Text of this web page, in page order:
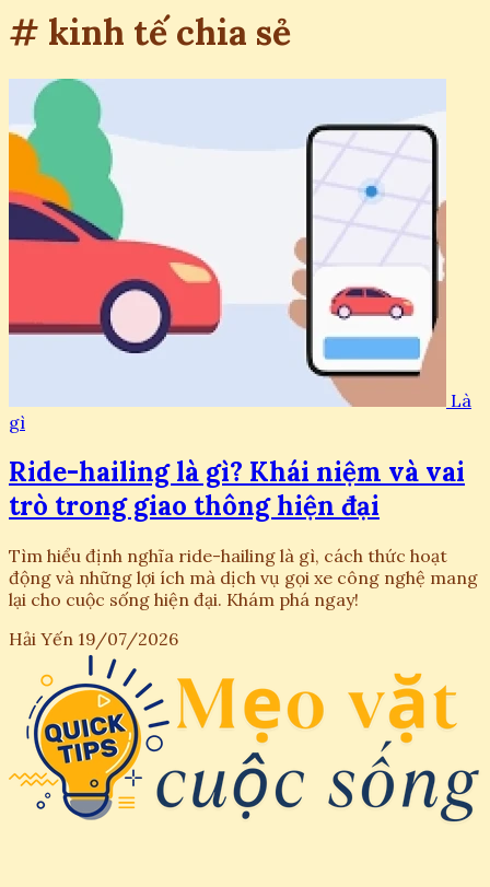
# kinh tế chia sẻ
Là
gì
Ride-hailing là gì? Khái niệm và vai
trò trong giao thông hiện đại
Tìm hiểu định nghĩa ride-hailing là gì, cách thức hoạt
động và những lợi ích mà dịch vụ gọi xe công nghệ mang
lại cho cuộc sống hiện đại. Khám phá ngay!
Hải Yến 19/07/2026